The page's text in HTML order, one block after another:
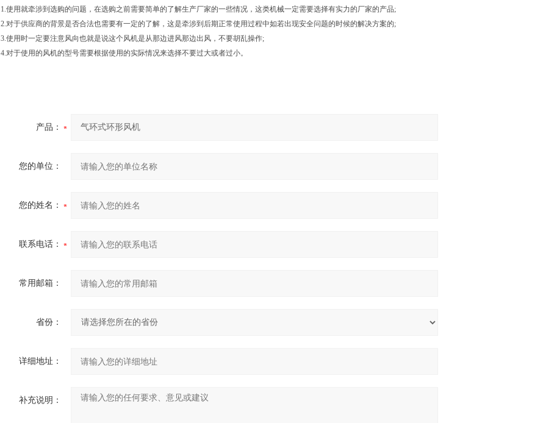
1.使用就牵涉到选购的问题，在选购之前需要简单的了解生产厂家的一些情况，这类机械一定需要选择有实力的厂家的产品;
2.对于供应商的背景是否合法也需要有一定的了解，这是牵涉到后期正常使用过程中如若出现安全问题的时候的解决方案的;
3.使用时一定要注意风向也就是说这个风机是从那边进风那边出风，不要胡乱操作;
4.对于使用的风机的型号需要根据使用的实际情况来选择不要过大或者过小。
产品：
您的单位：
您的姓名：
联系电话：
常用邮箱：
省份：
详细地址：
补充说明：